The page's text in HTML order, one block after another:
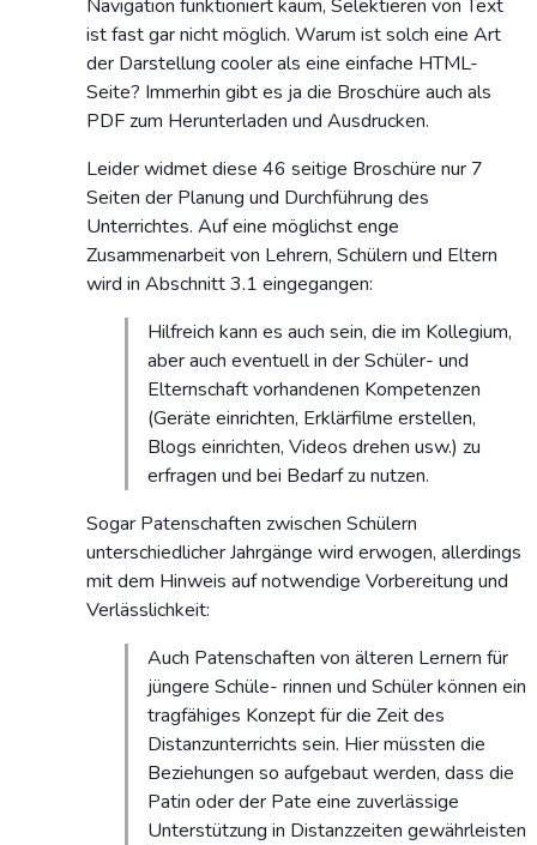
Navigation funktioniert kaum, Selektieren von Text
ist fast gar nicht möglich. Warum ist solch eine Art
der Darstellung cooler als eine einfache HTML-
Seite? Immerhin gibt es ja die Broschüre auch als
PDF zum Herunterladen und Ausdrucken.
Leider widmet diese 46 seitige Broschüre nur 7
Seiten der Planung und Durchführung des
Unterrichtes. Auf eine möglichst enge
Zusammenarbeit von Lehrern, Schülern und Eltern
wird in Abschnitt 3.1 eingegangen:
Hilfreich kann es auch sein, die im Kollegium,
aber auch eventuell in der Schüler- und
Elternschaft vorhandenen Kompetenzen
(Geräte einrichten, Erklärfilme erstellen,
Blogs einrichten, Videos drehen usw.) zu
erfragen und bei Bedarf zu nutzen.
Sogar Patenschaften zwischen Schülern
unterschiedlicher Jahrgänge wird erwogen, allerdings
mit dem Hinweis auf notwendige Vorbereitung und
Verlässlichkeit:
Auch Patenschaften von älteren Lernern für
jüngere Schüle- rinnen und Schüler können ein
tragfähiges Konzept für die Zeit des
Distanzunterrichts sein. Hier müssten die
Beziehungen so aufgebaut werden, dass die
Patin oder der Pate eine zuverlässige
Unterstützung in Distanzzeiten gewährleisten